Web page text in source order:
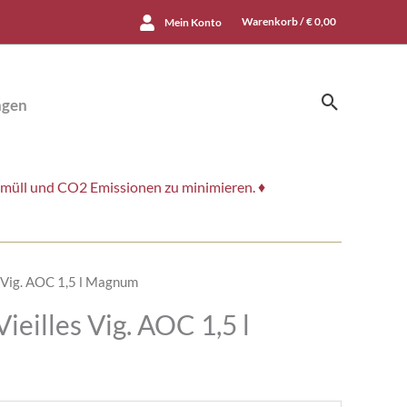
Mein Konto Warenkorb /€0,00
Suchen
und CO2 Emissionen zu minimieren. ♦
AOC 1,5 l Magnum
Vig. AOC 1,5 l